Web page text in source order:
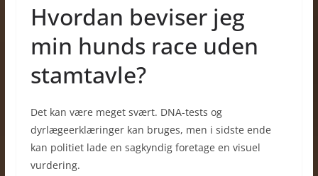
Hvordan beviser jeg
min hunds race uden
stamtavle?
Det kan være meget svært. DNA-tests og
dyrlægeerklæringer kan bruges, men i sidste ende
kan politiet lade en sagkyndig foretage en visuel
vurdering.